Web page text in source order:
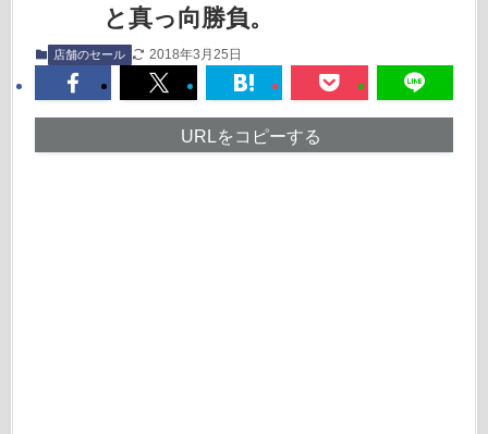
と真っ向勝負。
店舗のセール 2018年3月25日
URLをコピーする